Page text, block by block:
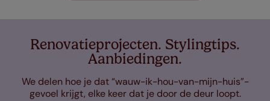
Renovatieprojecten. Stylingtips.
Aanbiedingen.
We delen hoe je dat “wauw-ik-hou-van-mijn-huis”-
gevoel krijgt, elke keer dat je door de deur loopt.